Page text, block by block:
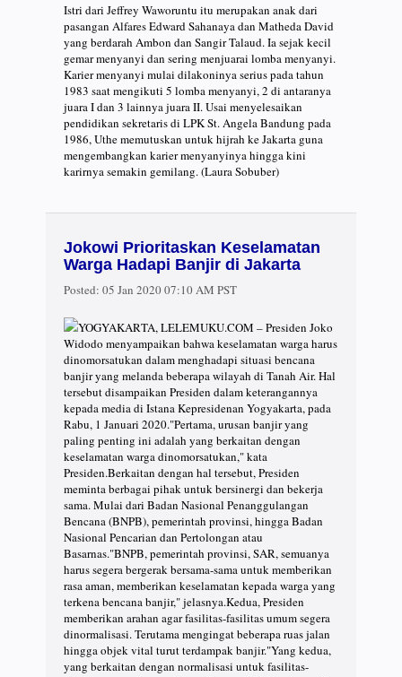
Istri dari Jeffrey Waworuntu itu merupakan anak dari
pasangan Alfares Edward Sahanaya dan Matheda David
yang berdarah Ambon dan Sangir Talaud. Ia sejak kecil
gemar menyanyi dan sering menjuarai lomba menyanyi.
Karier menyanyi mulai dilakoninya serius pada tahun
1983 saat mengikuti 5 lomba menyanyi, 2 di antaranya
juara I dan 3 lainnya juara II. Usai menyelesaikan
pendidikan sekretaris di LPK St. Angela Bandung pada
1986, Uthe memutuskan untuk hijrah ke Jakarta guna
mengembangkan karier menyanyinya hingga kini
karirnya semakin gemilang. (Laura Sobuber)
Jokowi Prioritaskan Keselamatan
Warga Hadapi Banjir di Jakarta
Posted: 05 Jan 2020 07:10 AM PST
YOGYAKARTA, LELEMUKU.COM – Presiden Joko
Widodo menyampaikan bahwa keselamatan warga harus
dinomorsatukan dalam menghadapi situasi bencana
banjir yang melanda beberapa wilayah di Tanah Air. Hal
tersebut disampaikan Presiden dalam keterangannya
kepada media di Istana Kepresidenan Yogyakarta, pada
Rabu, 1 Januari 2020."Pertama, urusan banjir yang
paling penting ini adalah yang berkaitan dengan
keselamatan warga dinomorsatukan," kata
Presiden.Berkaitan dengan hal tersebut, Presiden
meminta berbagai pihak untuk bersinergi dan bekerja
sama. Mulai dari Badan Nasional Penanggulangan
Bencana (BNPB), pemerintah provinsi, hingga Badan
Nasional Pencarian dan Pertolongan atau
Basarnas."BNPB, pemerintah provinsi, SAR, semuanya
harus segera bergerak bersama-sama untuk memberikan
rasa aman, memberikan keselamatan kepada warga yang
terkena bencana banjir," jelasnya.Kedua, Presiden
memberikan arahan agar fasilitas-fasilitas umum segera
dinormalisasi. Terutama mengingat beberapa ruas jalan
hingga objek vital turut terdampak banjir."Yang kedua,
yang berkaitan dengan normalisasi untuk fasilitas-